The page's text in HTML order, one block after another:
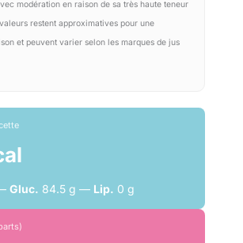
modération en raison de sa très haute teneur
restent approximatives pour une
et peuvent varier selon les marques de jus
Gluc. 84.5 g — Lip. 0 g